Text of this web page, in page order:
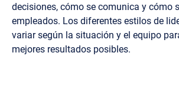
decisiones, cómo se comunica y cómo
empleados. Los diferentes estilos de
variar según la situación y el equipo
mejores resultados posibles.